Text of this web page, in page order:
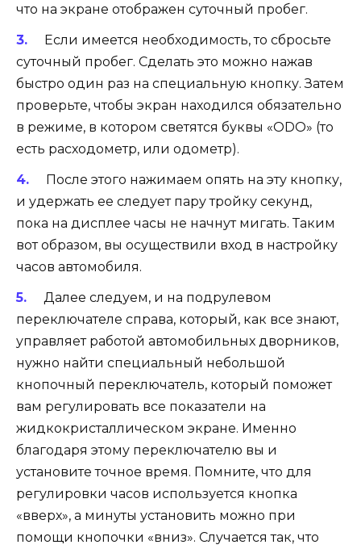
что на экране отображен суточный пробег.
Если имеется необходимость, то сбросьте
суточный пробег. Сделать это можно нажав
быстро один раз на специальную кнопку. Затем
проверьте, чтобы экран находился обязательно
в режиме, в котором светятся буквы «ODO» (то
есть расходометр, или одометр).
После этого нажимаем опять на эту кнопку,
и удержать ее следует пару тройку секунд,
пока на дисплее часы не начнут мигать. Таким
вот образом, вы осуществили вход в настройку
часов автомобиля.
Далее следуем, и на подрулевом
переключателе справа, который, как все знают,
управляет работой автомобильных дворников,
нужно найти специальный небольшой
кнопочный переключатель, который поможет
вам регулировать все показатели на
жидкокристаллическом экране. Именно
благодаря этому переключателю вы и
установите точное время. Помните, что для
регулировки часов используется кнопка
«вверх», а минуты установить можно при
помощи кнопочки «вниз». Случается так, что